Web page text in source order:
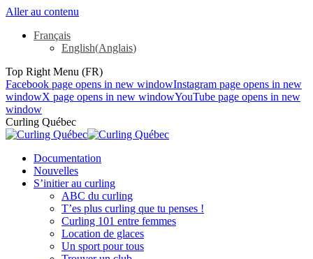
Aller au contenu
Français
English(Anglais)
Top Right Menu (FR)
Facebook page opens in new windowInstagram page opens in new
windowX page opens in new windowYouTube page opens in new
window
Curling Québec
Documentation
Nouvelles
S’initier au curling
ABC du curling
T’es plus curling que tu penses !
Curling 101 entre femmes
Location de glaces
Un sport pour tous